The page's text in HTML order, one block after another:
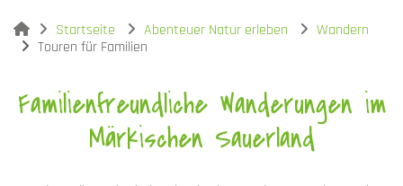
You are here:
Startseite Abenteuer Natur erleben
Wandern
Touren für Familien
Familienfreundliche Wanderungen im
Märkischen Sauerland